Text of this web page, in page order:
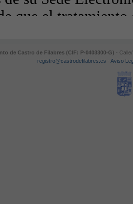
de Castro de Filabres (CIF: P-0403300-G) -
registro@castrodefilabres.es - Aviso